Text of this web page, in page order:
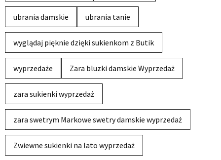
ubrania damskie ubrania tanie
wyglądaj pięknie dzięki sukienkom z Butik
wyprzedaże Zara bluzki damskie Wyprzedaż
zara sukienki wyprzedaż
zara swetrym Markowe swetry damskie wyprzedaż
Zwiewne sukienki na lato wyprzedaż